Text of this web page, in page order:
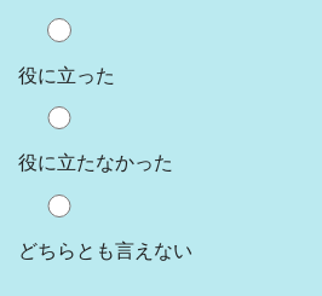
役に立った
役に立たなかった
どちらとも言えない